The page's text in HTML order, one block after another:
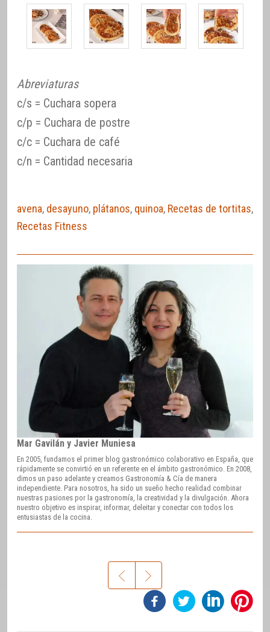
Abreviaturas
c/s = Cuchara sopera
c/p = Cuchara de postre
c/c = Cuchara de café
c/n = Cantidad necesaria
avena, desayuno, plátanos, quinoa, Recetas de tortitas,
Recetas Fitness
Mar Gavilán y Javier Muniesa
En 2005, fundamos el primer blog gastronómico colaborativo en España, que
rápidamente se convirtió en un referente en el ámbito gastronómico. En 2008,
dimos un paso adelante y creamos Gastronomía & Cía de manera
independiente. Para nosotros, ha sido un sueño hecho realidad combinar
nuestras pasiones por la gastronomía, la creatividad y la divulgación. Ahora
nuestro objetivo es inspirar, informar, deleitar y conectar con todos los
entusiastas de la cocina.